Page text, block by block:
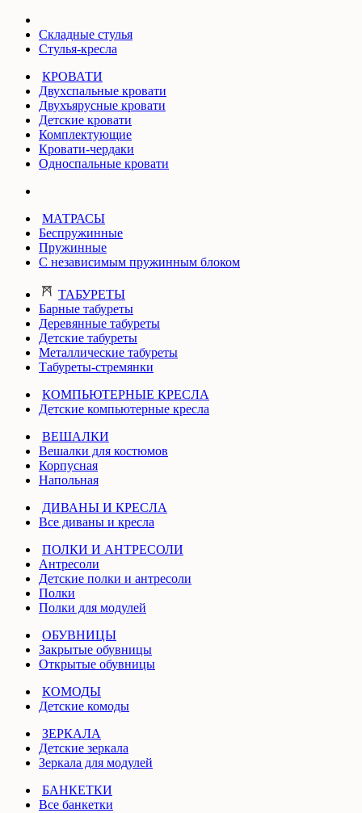
Складные стулья
Стулья-кресла
КРОВАТИ
Двухспальные кровати
Двухъярусные кровати
Детские кровати
Комплектующие
Кровати-чердаки
Односпальные кровати
МАТРАСЫ
Беспружинные
Пружинные
С независимым пружинным блоком
ТАБУРЕТЫ
Барные табуреты
Деревянные табуреты
Детские табуреты
Металлические табуреты
Табуреты-стремянки
КОМПЬЮТЕРНЫЕ КРЕСЛА
Детские компьютерные кресла
ВЕШАЛКИ
Вешалки для костюмов
Корпусная
Напольная
ДИВАНЫ И КРЕСЛА
Все диваны и кресла
ПОЛКИ И АНТРЕСОЛИ
Антресоли
Детские полки и антресоли
Полки
Полки для модулей
ОБУВНИЦЫ
Закрытые обувницы
Открытые обувницы
КОМОДЫ
Детские комоды
ЗЕРКАЛА
Детские зеркала
Зеркала для модулей
БАНКЕТКИ
Все банкетки